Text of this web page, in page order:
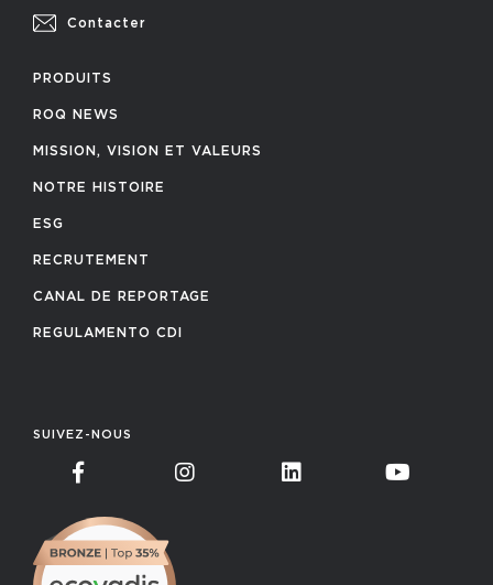
Contacter
PRODUITS
ROQ NEWS
MISSION, VISION ET VALEURS
NOTRE HISTOIRE
ESG
RECRUTEMENT
CANAL DE REPORTAGE
REGULAMENTO CDI
SUIVEZ-NOUS